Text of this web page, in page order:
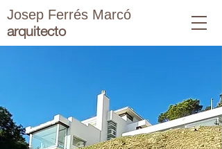
Josep Ferrés Marcó
arquitecto